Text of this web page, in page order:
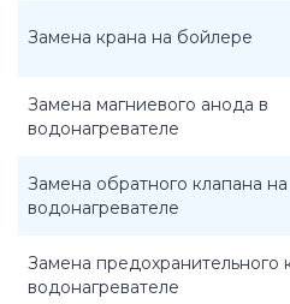
Замена крана на бойлере
Замена магниевого анода в
водонагревателе
Замена обратного клапана на
водонагревателе
Замена предохранительного
водонагревателе